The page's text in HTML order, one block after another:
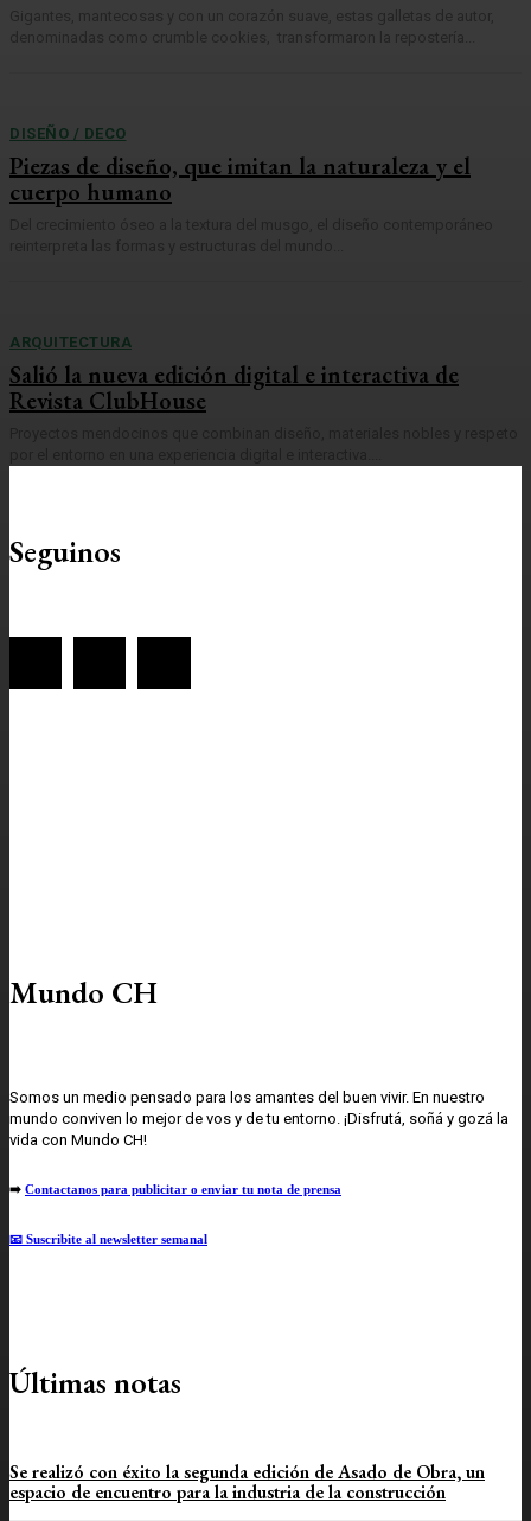
DISEÑO / DECO
Piezas de diseño, que imitan la naturaleza y el
cuerpo humano
ARQUITECTURA
Salió la nueva edición digital e interactiva de
Revista ClubHouse
Seguinos
Mundo CH
Somos un medio pensado para los amantes del buen vivir. En nuestro
mundo conviven lo mejor de vos y de tu entorno. ¡Disfrutá, soñá y gozá la
vida con Mundo CH!
➡️ Contactanos para publicitar o enviar tu nota de prensa
📧 Suscribite al newsletter semanal
Últimas notas
Se realizó con éxito la segunda edición de Asado de Obra, un
espacio de encuentro para la industria de la construcción